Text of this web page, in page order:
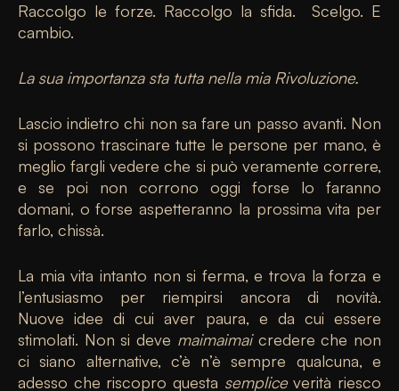
Raccolgo le forze. Raccolgo la sfida. Scelgo. E
cambio.
La sua importanza sta tutta nella mia Rivoluzione.
Lascio indietro chi non sa fare un passo avanti. Non
si possono trascinare tutte le persone per mano, è
meglio fargli vedere che si può veramente correre,
e se poi non corrono oggi forse lo faranno
domani, o forse aspetteranno la prossima vita per
farlo, chissà.
La mia vita intanto non si ferma, e trova la forza e
l’entusiasmo per riempirsi ancora di novità.
Nuove idee di cui aver paura, e da cui essere
stimolati. Non si deve maimaimaicredere che non
ci siano alternative, c’è n’è sempre qualcuna, e
adesso che riscopro questa sempliceverità riesco